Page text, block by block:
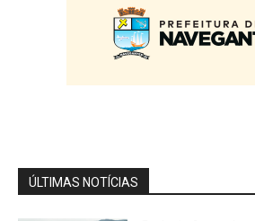
Prefeitura de Florianópolis
Mind
03:12
Cobertura Especial:
ÚLTIMAS NOTÍCIAS